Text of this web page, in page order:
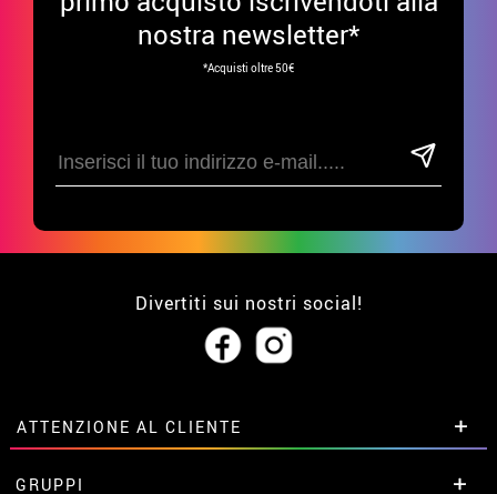
nostra newsletter*
*Acquisti oltre 50€
Divertiti sui nostri social!
ATTENZIONE AL CLIENTE
• Su di noi
GRUPPI